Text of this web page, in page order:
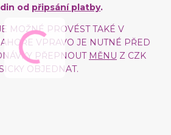
od připsání platby.
MOŽNÉ PROVÉST TAKÉ V
VPRAVO JE NUTNÉ PŘED
PŘEPNOUT MĚNU Z CZK
OBJEDNAT.